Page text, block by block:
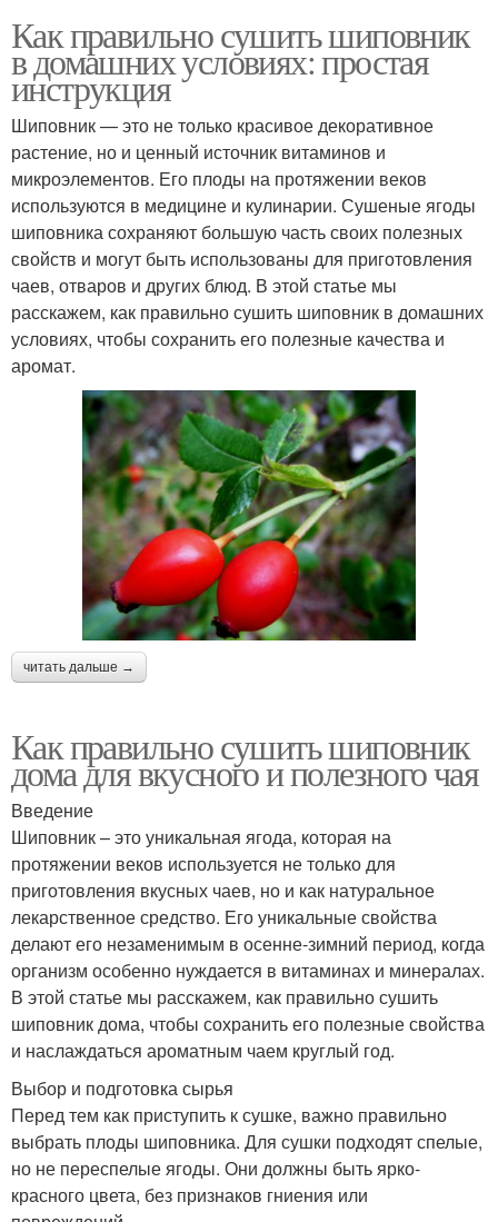
Как правильно сушить шиповник
в домашних условиях: простая
инструкция
Шиповник — это не только красивое декоративное
растение, но и ценный источник витаминов и
микроэлементов. Его плоды на протяжении веков
используются в медицине и кулинарии. Сушеные ягоды
шиповника сохраняют большую часть своих полезных
свойств и могут быть использованы для приготовления
чаев, отваров и других блюд. В этой статье мы
расскажем, как правильно сушить шиповник в домашних
условиях, чтобы сохранить его полезные качества и
аромат.
читать дальше →
Как правильно сушить шиповник
дома для вкусного и полезного чая
Введение
Шиповник – это уникальная ягода, которая на
протяжении веков используется не только для
приготовления вкусных чаев, но и как натуральное
лекарственное средство. Его уникальные свойства
делают его незаменимым в осенне-зимний период, когда
организм особенно нуждается в витаминах и минералах.
В этой статье мы расскажем, как правильно сушить
шиповник дома, чтобы сохранить его полезные свойства
и наслаждаться ароматным чаем круглый год.
Выбор и подготовка сырья
Перед тем как приступить к сушке, важно правильно
выбрать плоды шиповника. Для сушки подходят спелые,
но не переспелые ягоды. Они должны быть ярко-
красного цвета, без признаков гниения или